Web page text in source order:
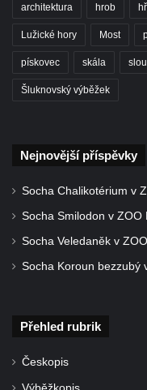
Kříž na Strážném
Kříž poblíž Ovčího
Kříž u kaple svatých
Kunraticích u
Kříž naproti domu
Boží muka Anděl
Centrální kříž
architektura hrob
Lužické hory Most
pískovec skála
Šluknovský výběžek
Nejnovější příspěvky
Socha Chalikotérium v
Socha Smilodon v ZOO
Socha Veledaněk v
Socha Koroun bezzubý
Přehled rubrik
Českopis